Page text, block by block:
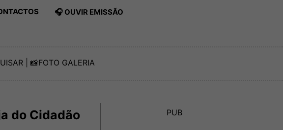
🎧 OUVIR EMISSÃO
| 📸FOTO GALERIA
do Cidadão
PUB